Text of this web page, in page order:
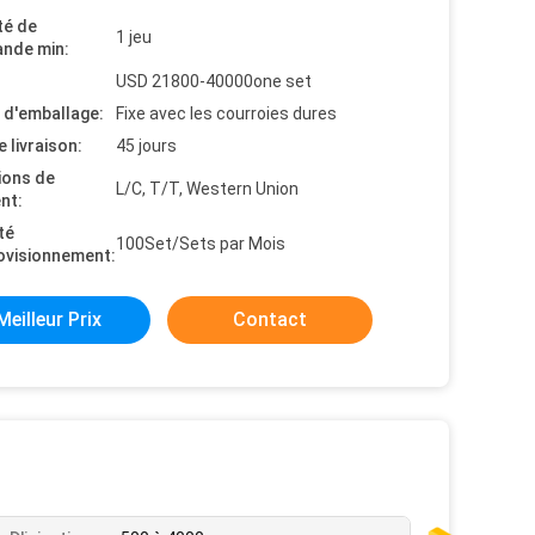
de
min:
1 jeu
USD 21800-40000one set
Fixe avec les courroies dures
livraison:
45 jours
de
L/C, T/T, Western Union
100Set/Sets par Mois
Prix Contact